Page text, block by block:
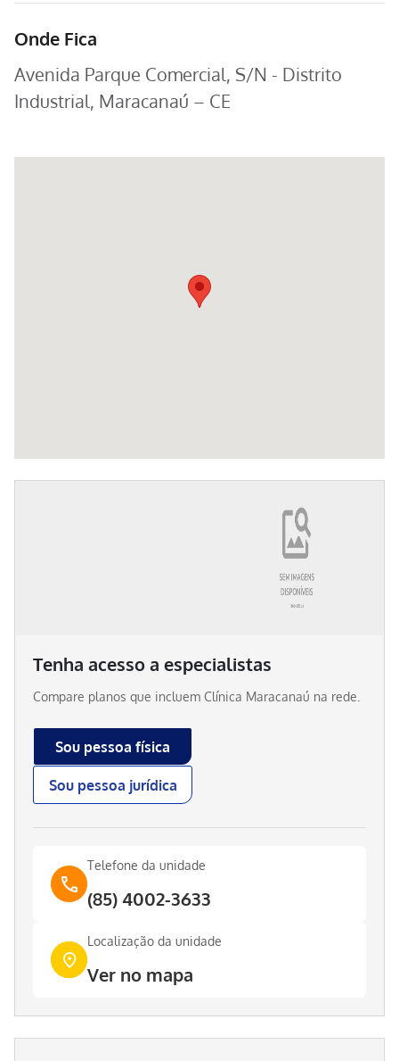
Onde Fica
Avenida Parque Comercial, S/N - Distrito
Industrial, Maracanaú – CE
Tenha acesso a especialistas
Compare planos que incluem Clínica Maracanaú na rede.
Sou pessoa física
Sou pessoa jurídica
Telefone da unidade
(85) 4002-3633
Localização da unidade
Ver no mapa